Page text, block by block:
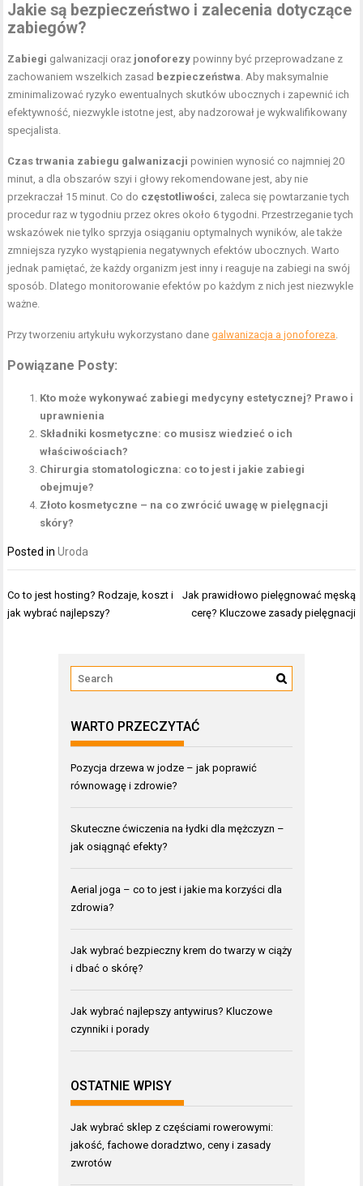
Jakie są bezpieczeństwo i zalecenia dotyczące
zabiegów?
Zabiegi galwanizacji oraz jonoforezy powinny być przeprowadzane z
zachowaniem wszelkich zasad bezpieczeństwa. Aby maksymalnie
zminimalizować ryzyko ewentualnych skutków ubocznych i zapewnić ich
efektywność, niezwykle istotne jest, aby nadzorował je wykwalifikowany
specjalista.
Czas trwania zabiegu galwanizacji powinien wynosić co najmniej 20
minut, a dla obszarów szyi i głowy rekomendowane jest, aby nie
przekraczał 15 minut. Co do częstotliwości, zaleca się powtarzanie tych
procedur raz w tygodniu przez okres około 6 tygodni. Przestrzeganie tych
wskazówek nie tylko sprzyja osiąganiu optymalnych wyników, ale także
zmniejsza ryzyko wystąpienia negatywnych efektów ubocznych. Warto
jednak pamiętać, że każdy organizm jest inny i reaguje na zabiegi na swój
sposób. Dlatego monitorowanie efektów po każdym z nich jest niezwykle
ważne.
Przy tworzeniu artykułu wykorzystano danegalwanizacja a jonoforeza.
Powiązane Posty:
Kto może wykonywać zabiegi medycyny estetycznej? Prawo i
uprawnienia
Składniki kosmetyczne: co musisz wiedzieć o ich
właściwościach?
Chirurgia stomatologiczna: co to jest i jakie zabiegi
obejmuje?
Złoto kosmetyczne – na co zwrócić uwagę w pielęgnacji
skóry?
Posted inUroda
Nawigacja
wpisu
Co to jest hosting? Rodzaje, koszt i
jak wybrać najlepszy?
Jak prawidłowo pielęgnować męską
cerę? Kluczowe zasady pielęgnacji
WARTO PRZECZYTAĆ
Pozycja drzewa w jodze – jak poprawić
równowagę i zdrowie?
Skuteczne ćwiczenia na łydki dla mężczyzn –
jak osiągnąć efekty?
Aerial joga – co to jest i jakie ma korzyści dla
zdrowia?
Jak wybrać bezpieczny krem do twarzy w ciąży
i dbać o skórę?
Jak wybrać najlepszy antywirus? Kluczowe
czynniki i porady
OSTATNIE WPISY
Jak wybrać sklep z częściami rowerowymi:
jakość, fachowe doradztwo, ceny i zasady
zwrotów